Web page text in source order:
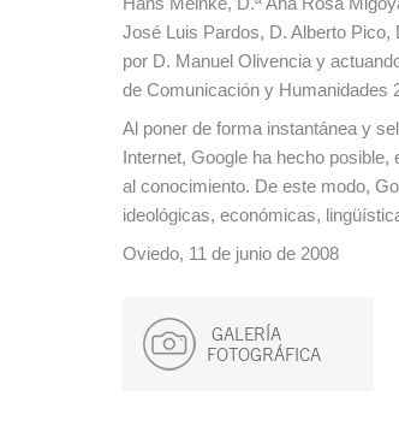
José Luis Pardos, D. Alberto
por D. Manuel Olivencia y
de Comunicación y Humanidades
Al poner de forma instantánea y
Internet, Google ha hecho
al conocimiento. De este modo,
ideológicas, económicas,
Oviedo, 11 de junio de 2008
GALERÍA
FOTOGRÁFICA